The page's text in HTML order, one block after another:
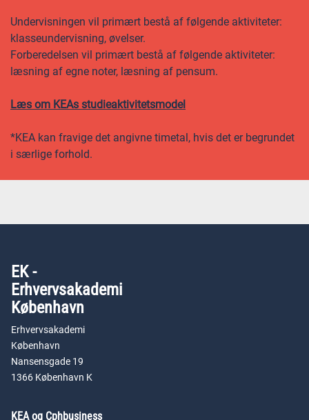
Undervisningen vil primært bestå af følgende aktiviteter:
klasseundervisning, øvelser.
Forberedelsen vil primært bestå af følgende aktiviteter:
læsning af egne noter, læsning af pensum.
Læs om KEAs studieaktivitetsmodel
*KEA kan fravige det angivne timetal, hvis det er begrundet
i særlige forhold.
EK -
Erhvervsakademi
København
Erhvervsakademi
København
Nansensgade 19
1366 København K
KEA og Cphbusiness